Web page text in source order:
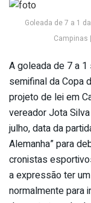
Goleada de 7 a 1
Campinas
A goleada de 7 a
semifinal da Copa
projeto de lei em
vereador Jota
julho, data da
Alemanha” para
cronistas
a expressão ter
normalmente para